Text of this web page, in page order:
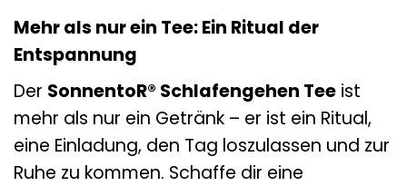
Mehr als nur ein Tee: Ein Ritual der
Entspannung
Der SonnentoR® Schlafengehen Tee ist
mehr als nur ein Getränk – er ist ein Ritual,
eine Einladung, den Tag loszulassen und zur
Ruhe zu kommen. Schaffe dir eine